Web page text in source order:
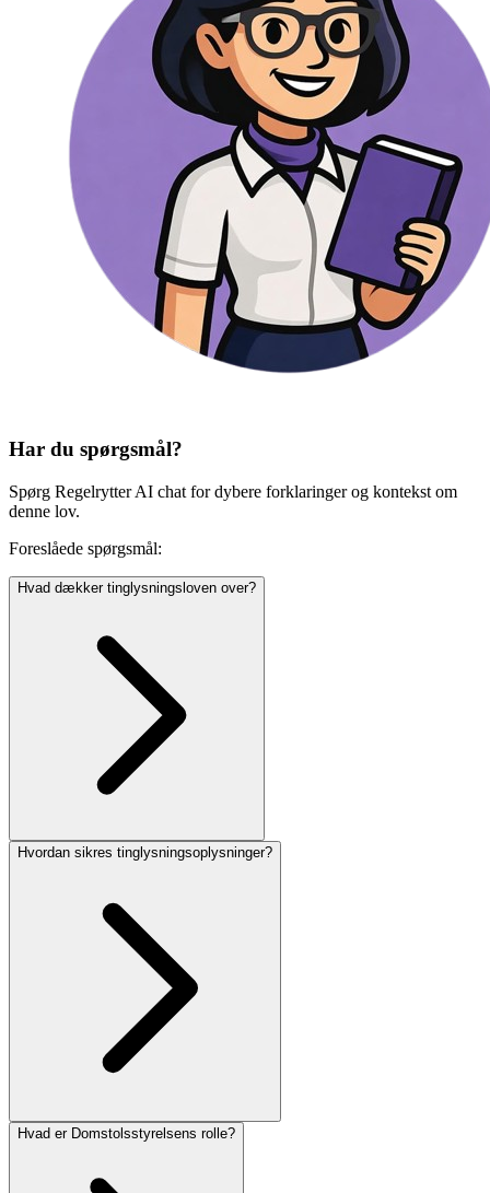
Har du spørgsmål?
Spørg Regelrytter AI chat for dybere forklaringer og kontekst om
denne lov.
Foreslåede spørgsmål:
Hvad dækker tinglysningsloven over?
Hvordan sikres tinglysningsoplysninger?
Hvad er Domstolsstyrelsens rolle?